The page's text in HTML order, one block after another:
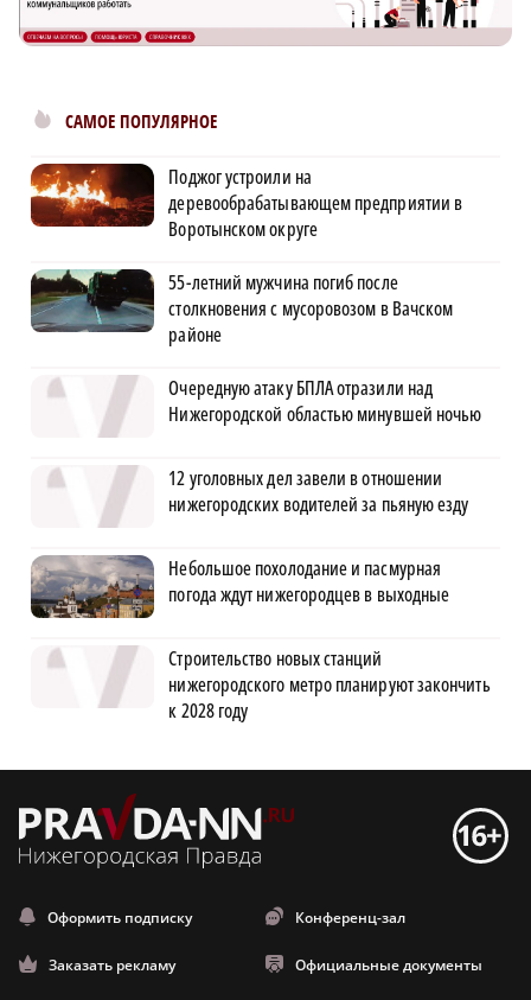
САМОЕ ПОПУЛЯРНОЕ
Поджог устроили на
деревообрабатывающем предприятии в
Воротынском округе
55-летний мужчина погиб после
столкновения с мусоровозом в Вачском
районе
Очередную атаку БПЛА отразили над
Нижегородской областью минувшей ночью
12 уголовных дел завели в отношении
нижегородских водителей за пьяную езду
Небольшое похолодание и пасмурная
погода ждут нижегородцев в выходные
Строительство новых станций
нижегородского метро планируют закончить
к 2028 году
Оформить подписку Конференц-зал
Заказать рекламу Официальные документы